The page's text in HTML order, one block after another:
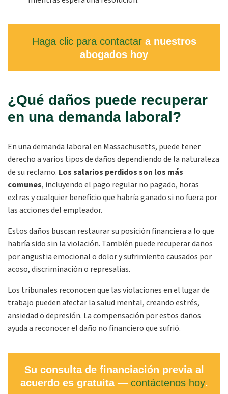
Haga clic para contactara nuestros
abogados hoy
¿Qué daños puede recuperar
en una demanda laboral?
En una demanda laboral en Massachusetts, puede tener
derecho a varios tipos de daños dependiendo de la naturaleza
de su reclamo. Los salarios perdidos son los más
comunes, incluyendo el pago regular no pagado, horas
extras y cualquier beneficio que habría ganado si no fuera por
las acciones del empleador.
Estos daños buscan restaurar su posición financiera a lo que
habría sido sin la violación. También puede recuperar daños
por angustia emocional o dolor y sufrimiento causados por
acoso, discriminación o represalias.
Los tribunales reconocen que las violaciones en el lugar de
trabajo pueden afectar la salud mental, creando estrés,
ansiedad o depresión. La compensación por estos daños
ayuda a reconocer el daño no financiero que sufrió.
Su consulta de financiación previa al
acuerdo es gratuita — contáctenos hoy.